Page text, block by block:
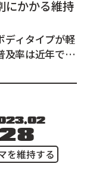
にかかる維持
ディタイプが軽
及率は近年では
維持費の安さ。
持費を比較し、安さの理由を検証します。 軽自...
を維持する